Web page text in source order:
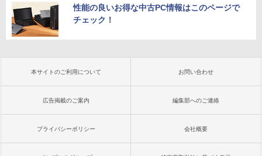
性能の良いお得な中古PC情報はこのページで
チェック！
本サイトのご利用について お問い合わせ
広告掲載のご案内 編集部へのご連絡
プライバシーポリシー 会社概要